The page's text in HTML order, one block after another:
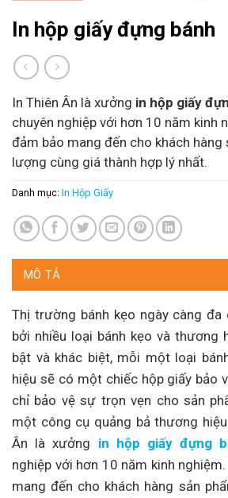
In hộp giấy đựng bánh
In Thiên Ân là xưởng in hộp giấy
chuyên nghiệp với hơn 10 năm kinh
đảm bảo mang đến cho khách hàng
lượng cùng giá thành hợp lý nhất.
Danh mục: In Hộp Giấy
MÔ TẢ
Thị trường bánh kẹo ngày càng đa
bởi nhiều loại bánh kẹo và thương
bật và khác biệt, mỗi một loại
hiệu sẽ có một chiếc hộp giấy bảo
chỉ bảo vệ sự trọn vẹn cho sản
một công cụ quảng bả thương
Ân là xưởng in hộp giấy đựng
nghiệp với hơn 10 năm kinh
mang đến cho khách hàng sản